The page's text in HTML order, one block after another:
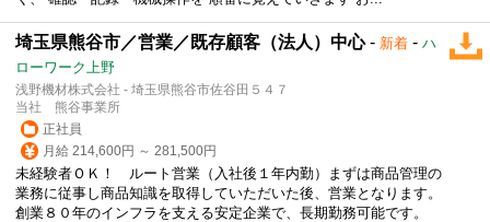
埼玉県熊谷市／営業／既存顧客（法人）中心- 新着 - ハ
ローワーク上野
浅野機材株式会社 - 埼玉県熊谷市佐谷田５４７
当社 熊谷事業所
正社員
月給 214,600円 ～ 281,500円
未経験者ＯＫ！ ルート営業（入社後１年内勤）まずは商品管理の
業務に従事し商品知識を取得していただいた後、営業となります。
創業８０年のインフラを支える安定企業で、長期勤務可能です。